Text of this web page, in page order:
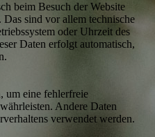
beim Besuch der Website
Das sind vor allem technische
oder Uhrzeit des
Daten erfolgt automatisch,
um eine fehlerfreie
Andere Daten
verwendet werden.